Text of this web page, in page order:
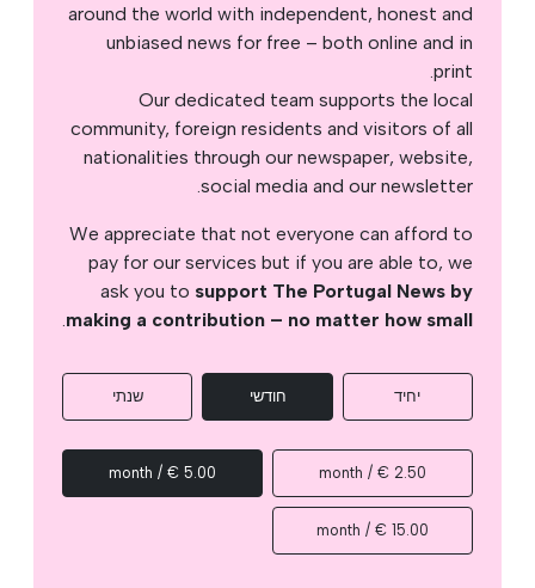
around the world with independent, honest and
unbiased news for free – both online and in
print.
Our dedicated team supports the local
community, foreign residents and visitors of all
nationalities through our newspaper, website,
social media and our newsletter.
We appreciate that not everyone can afford to
pay for our services but if you are able to, we
ask you to support The Portugal News by
making a contribution – no matter how small
.
יחיד חודשי שנתי
2.50 € / month
5.00 € / month
15.00 € / month